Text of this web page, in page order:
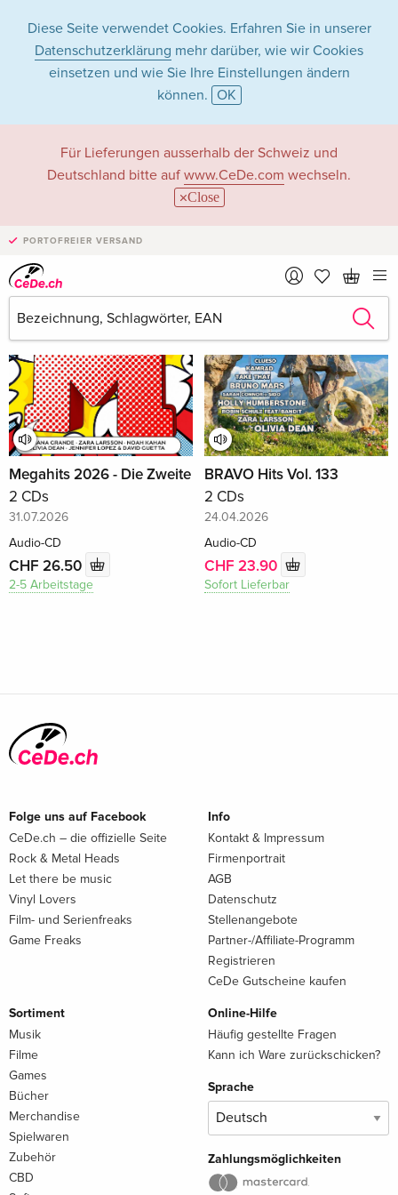
Diese Seite verwendet Cookies. Erfahren Sie in unserer
Datenschutzerklärung mehr darüber, wie wir Cookies
einsetzen und wie Sie Ihre Einstellungen ändern
können. OK
Für Lieferungen ausserhalb der Schweiz und
Deutschland bitte auf www.CeDe.com wechseln.
Close
PORTOFREIER VERSAND
R3hab
Alben mit Songs von R3hab (Compilations)
Alle 171 Treffer anzeigen
Megahits 2026 - Die Zweite
2 CDs
31.07.2026
Audio-CD
CHF 26.50
2-5 Arbeitstage
BRAVO Hits Vol. 133
2 CDs
24.04.2026
Audio-CD
CHF 23.90
Sofort Lieferbar
Folge uns auf Facebook
CeDe.ch – die offizielle Seite
Rock & Metal Heads
Let there be music
Vinyl Lovers
Film- und Serienfreaks
Game Freaks
Info
Kontakt & Impressum
Firmenportrait
AGB
Datenschutz
Stellenangebote
Partner-/Affiliate-Programm
Registrieren
CeDe Gutscheine kaufen
Sortiment
Musik
Filme
Games
Bücher
Merchandise
Spielwaren
Zubehör
CBD
Online-Hilfe
Häufig gestellte Fragen
Kann ich Ware zurückschicken?
Sprache
Zahlungsmöglichkeiten